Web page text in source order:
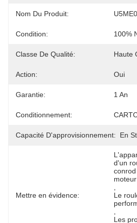
Nom Du Produit:
Condition: 100%
Classe De Qualité: Haute
Action: Oui
Garantie: 1 An
Conditionnement:
Capacité D'approvisionnement: En
Mettre en évidence:
d'un
Le
Les